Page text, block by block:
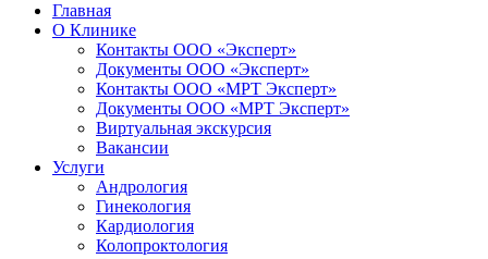
Главная
О Клинике
Контакты ООО «Эксперт»
Документы ООО «Эксперт»
Контакты ООО «МРТ Эксперт»
Документы ООО «МРТ Эксперт»
Виртуальная экскурсия
Вакансии
Услуги
Андрология
Гинекология
Кардиология
Колопроктология